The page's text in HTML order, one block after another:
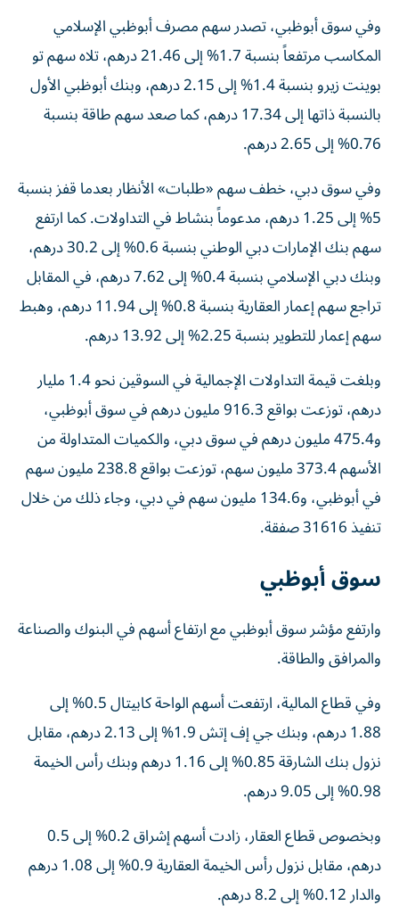
وفي سوق أبوظبي، تصدر سهم مصرف أبوظبي الإسلامي
المكاسب مرتفعاً بنسبة 1.7% إلى 21.46 درهم، تلاه سهم تو
بوينت زيرو بنسبة 1.4% إلى 2.15 درهم، وبنك أبوظبي الأول
بالنسبة ذاتها إلى 17.34 درهم، كما صعد سهم طاقة بنسبة
0.76% إلى 2.65 درهم.
وفي سوق دبي، خطف سهم «طلبات» الأنظار بعدما قفز بنسبة
5% إلى 1.25 درهم، مدعوماً بنشاط في التداولات. كما ارتفع
سهم بنك الإمارات دبي الوطني بنسبة 0.6% إلى 30.2 درهم،
وبنك دبي الإسلامي بنسبة 0.4% إلى 7.62 درهم، في المقابل
تراجع سهم إعمار العقارية بنسبة 0.8% إلى 11.94 درهم، وهبط
سهم إعمار للتطوير بنسبة 2.25% إلى 13.92 درهم.
وبلغت قيمة التداولات الإجمالية في السوقين نحو 1.4 مليار
درهم، توزعت بواقع 916.3 مليون درهم في سوق أبوظبي،
و475.4 مليون درهم في سوق دبي، والكميات المتداولة من
الأسهم 373.4 مليون سهم، توزعت بواقع 238.8 مليون سهم
في أبوظبي، و134.6 مليون سهم في دبي، وجاء ذلك من خلال
تنفيذ 31616 صفقة.
سوق أبوظبي
وارتفع مؤشر سوق أبوظبي مع ارتفاع أسهم في البنوك والصناعة
والمرافق والطاقة.
وفي قطاع المالية، ارتفعت أسهم الواحة كابيتال 0.5% إلى
1.88 درهم، وبنك جي إف إتش 1.9% إلى 2.13 درهم، مقابل
نزول بنك الشارقة 0.85% إلى 1.16 درهم وبنك رأس الخيمة
0.98% إلى 9.05 درهم.
وبخصوص قطاع العقار، زادت أسهم إشراق 0.2% إلى 0.5
درهم، مقابل نزول رأس الخيمة العقارية 0.9% إلى 1.08 درهم
والدار 0.12% إلى 8.2 درهم.